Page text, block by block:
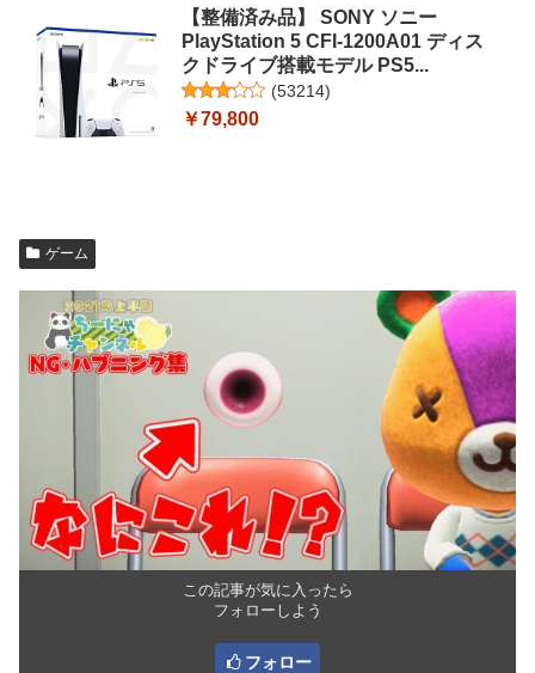
【整備済み品】 SONY ソニー
PlayStation 5 CFI-1200A01 ディス
クドライブ搭載モデル PS5...
(53214)
￥79,800
ゲーム
この記事が気に入ったら
フォローしよう
フォロー